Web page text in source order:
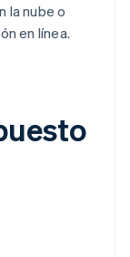
la nube o
en línea.